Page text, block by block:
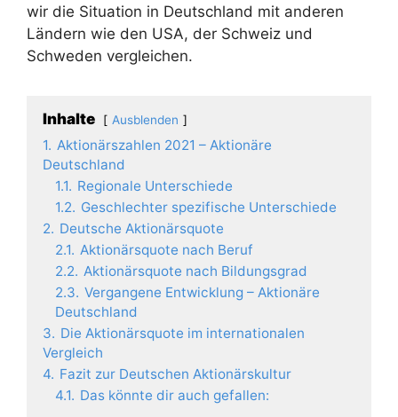
wir die Situation in Deutschland mit anderen
Ländern wie den USA, der Schweiz und
Schweden vergleichen.
Inhalte Ausblenden
1. Aktionärszahlen 2021 – Aktionäre
Deutschland
1.1. Regionale Unterschiede
1.2. Geschlechter spezifische Unterschiede
2. Deutsche Aktionärsquote
2.1. Aktionärsquote nach Beruf
2.2. Aktionärsquote nach Bildungsgrad
2.3. Vergangene Entwicklung – Aktionäre
Deutschland
3. Die Aktionärsquote im internationalen
Vergleich
4. Fazit zur Deutschen Aktionärskultur
4.1. Das könnte dir auch gefallen: